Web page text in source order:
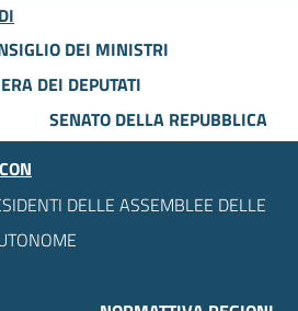
DEI MINISTRI
DEI DEPUTATI
SENATO DELLA REPUBBLICA
DELLE ASSEMBLEE DELLE